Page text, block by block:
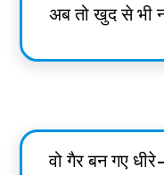
अब तो खुद से भी
वो गैर बन गए